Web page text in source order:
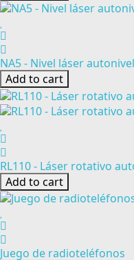
NA5 - Nivel láser
Add to cart
RL110 - Láser rotativo
Add to cart
Juego de radioteléfonos